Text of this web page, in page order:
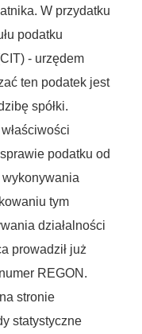
W przydatku
podatku
- urzędem
ten podatek jest
spółki.
podatku od
wykonywania
tym
działalności
prowadził już
REGON.
stronie
statystyczne